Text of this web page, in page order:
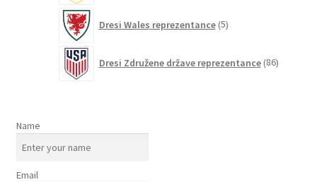
Dresi Wales reprezentance 5izdelkov
Dresi Združene države reprezentance 86izdelkov
Name
Email